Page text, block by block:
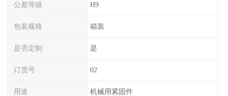
公差等级 H9
包装规格 箱装
是否定制 是
订货号 02
用途 机械用紧固件